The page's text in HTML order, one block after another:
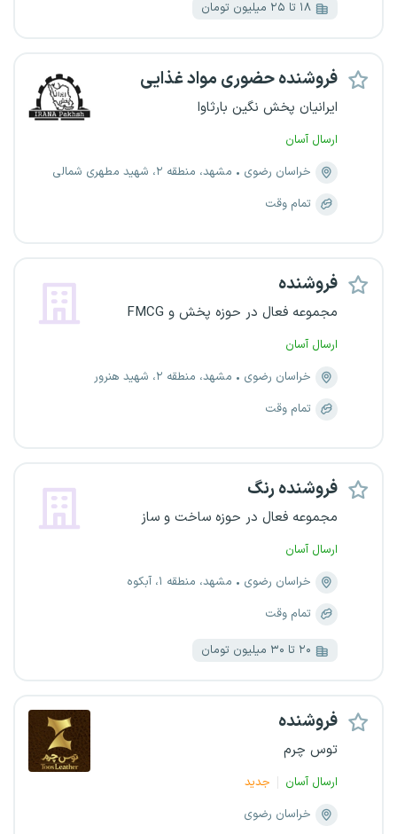
۱۸ تا ۲۵ میلیون تومان
فروشنده حضوری مواد غذایی
ایرانیان پخش نگین بارثاوا
ارسال آسان
خراسان رضوی
مشهد، منطقه ۲، شهید مطهری شمالی
تمام وقت
فروشنده
مجموعه فعال در حوزه پخش و FMCG
ارسال آسان
خراسان رضوی
مشهد، منطقه ۲، شهید هنرور
تمام وقت
فروشنده رنگ
مجموعه فعال در حوزه ساخت و ساز
ارسال آسان
خراسان رضوی
مشهد، منطقه ۱، آبکوه
تمام وقت
۲۰ تا ۳۰ میلیون تومان
فروشنده
توس چرم
ارسال آسان
جدید
خراسان رضوی